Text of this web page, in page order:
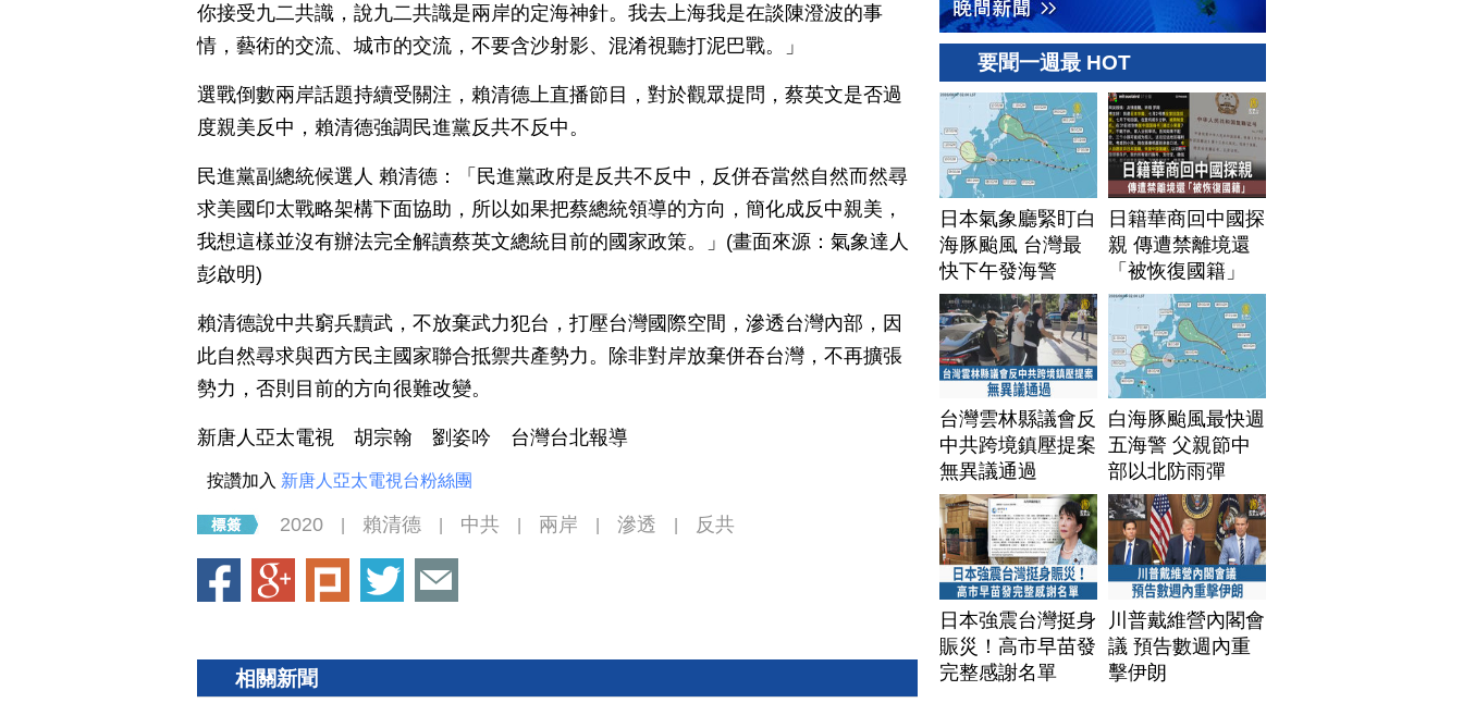
你接受九二共識，說九二共識是兩岸的定海神針。我去上海我是在談陳澄波的事
情，藝術的交流、城市的交流，不要含沙射影、混淆視聽打泥巴戰。」
選戰倒數兩岸話題持續受關注，賴清德上直播節目，對於觀眾提問，蔡英文是否過
度親美反中，賴清德強調民進黨反共不反中。
民進黨副總統候選人 賴清德：「民進黨政府是反共不反中，反併吞當然自然而然尋
求美國印太戰略架構下面協助，所以如果把蔡總統領導的方向，簡化成反中親美，
我想這樣並沒有辦法完全解讀蔡英文總統目前的國家政策。」(畫面來源：氣象達人
彭啟明)
賴清德說中共窮兵黷武，不放棄武力犯台，打壓台灣國際空間，滲透台灣內部，因
此自然尋求與西方民主國家聯合抵禦共產勢力。除非對岸放棄併吞台灣，不再擴張
勢力，否則目前的方向很難改變。
新唐人亞太電視 胡宗翰 劉姿吟 台灣台北報導
按讚加入 新唐人亞太電視台粉絲團
2020 賴清德 中共 兩岸 滲透 反共
相關新聞
要聞一週最 HOT
日本氣象廳緊盯白
海豚颱風 台灣最
快下午發海警
日籍華商回中國探
親 傳遭禁離境還
「被恢復國籍」
台灣雲林縣議會反
中共跨境鎮壓提案
無異議通過
白海豚颱風最快週
五海警 父親節中
部以北防雨彈
日本強震台灣挺身
賑災！高市早苗發
完整感謝名單
川普戴維營內閣會
議 預告數週內重
擊伊朗